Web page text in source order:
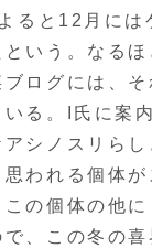
ると12月には
いう。なる
ログには、
る。I氏に案
シノスリらし
思われる個体
この個体の他
で、この冬の